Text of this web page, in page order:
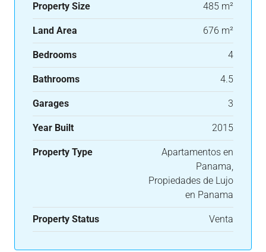
Property Size 485 m²
Land Area 676 m²
Bedrooms 4
Bathrooms 4.5
Garages 3
Year Built 2015
Property Type
Apartamentos en
Panama,
Propiedades de Lujo
en Panama
Property Status Venta